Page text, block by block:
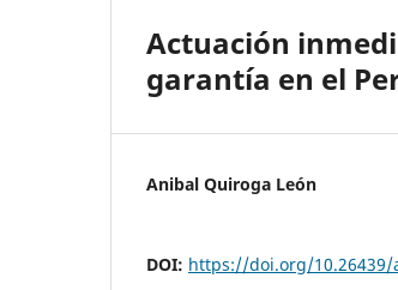
Actuación
garantía en el
Anibal Quiroga León
DOI: https://doi.org/10.26439/